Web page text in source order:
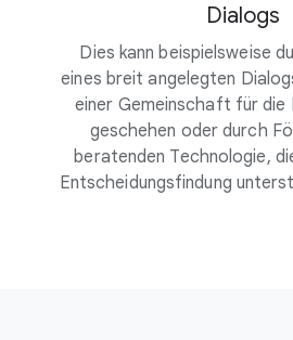
Dialogs
Dies kann beispielsweise
eines breit angelegten
einer Gemeinschaft für die
geschehen oder durch
beratenden Technologie,
Entscheidungsfindung